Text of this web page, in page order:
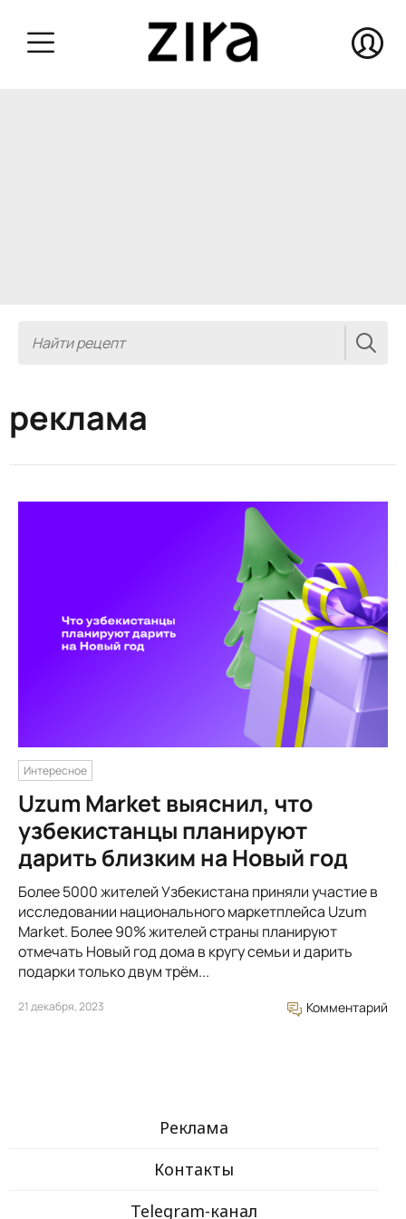
реклама
Интересное
Uzum Market выяснил, что
узбекистанцы планируют
дарить близким на Новый год
Более 5000 жителей Узбекистана приняли участие в
исследовании национального маркетплейса Uzum
Market. Более 90% жителей страны планируют
отмечать Новый год дома в кругу семьи и дарить
подарки только двум трём...
21 декабря, 2023 Комментарий
Реклама
Контакты
Telegram-канал